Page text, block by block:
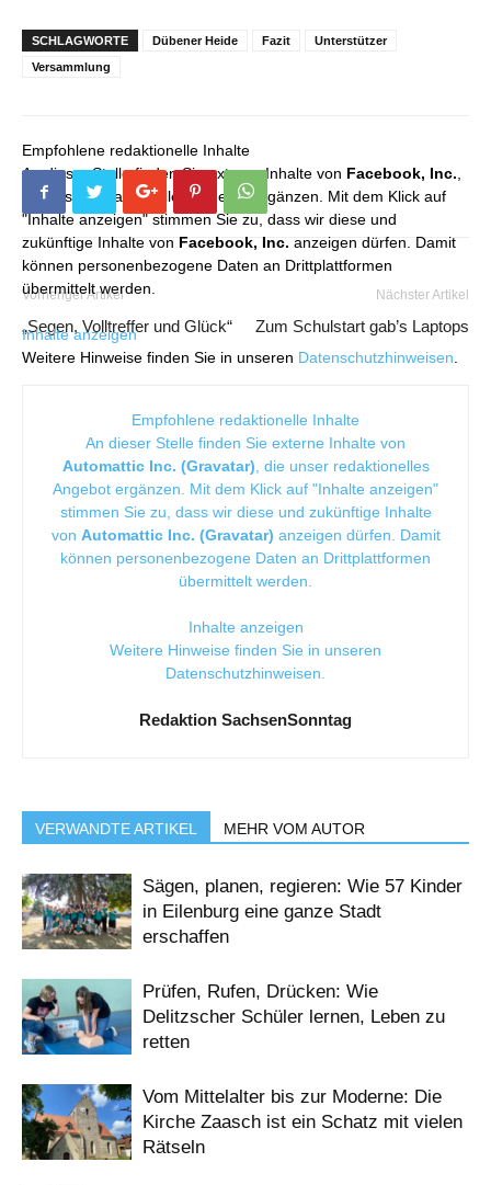
SCHLAGWORTE Dübener Heide Fazit
Unterstützer
Versammlung
Empfohlene redaktionelle Inhalte
An dieser Stelle finden Sie externe Inhalte von Facebook, Inc.
die unser redaktionelles Angebot ergänzen. Mit dem Klick auf
"Inhalte anzeigen" stimmen Sie zu, dass wir diese und
zukünftige Inhalte von Facebook, Inc. anzeigen dürfen. Damit
können personenbezogene Daten an Drittplattformen
übermittelt werden.
Inhalte anzeigen
Weitere Hinweise finden Sie in unseren Datenschutzhinweisen
Vorheriger Artikel
„Segen, Volltreffer und Glück“
Nächster Artikel
Zum Schulstart gab’s Laptops
Empfohlene redaktionelle Inhalte
An dieser Stelle finden Sie externe Inhalte von
Automattic Inc. (Gravatar) , die unser redaktionelles
Angebot ergänzen. Mit dem Klick auf "Inhalte anzeigen"
stimmen Sie zu, dass wir diese und zukünftige Inhalte
von Automattic Inc. (Gravatar) anzeigen dürfen. Damit
können personenbezogene Daten an Drittplattformen
übermittelt werden.
Inhalte anzeigen
Weitere Hinweise finden Sie in unseren
Datenschutzhinweisen
Redaktion SachsenSonntag
VERWANDTE ARTIKEL MEHR VOM AUTOR
Sägen, planen, regieren: Wie 57 Kinder
in Eilenburg eine ganze Stadt
erschaffen
Prüfen, Rufen, Drücken: Wie
Delitzscher Schüler lernen, Leben zu
retten
Vom Mittelalter bis zur Moderne: Die
Kirche Zaasch ist ein Schatz mit vielen
Rätseln